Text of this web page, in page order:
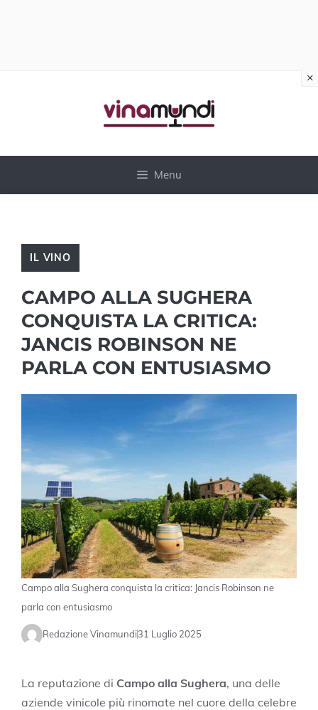
Menu
IL VINO
CAMPO ALLA SUGHERA
CONQUISTA LA CRITICA:
JANCIS ROBINSON NE
PARLA CON ENTUSIASMO
Campo alla Sughera conquista la critica: Jancis Robinson ne
parla con entusiasmo
Redazione Vinamundi31 Luglio 2025
La reputazione di Campo alla Sughera, una delle
aziende vinicole più rinomate nel cuore della celebre
×